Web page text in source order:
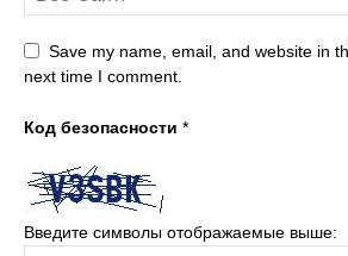
Save my name, email, and website in
next time I comment.
Код безопасности *
Введите символы отображаемые выше: